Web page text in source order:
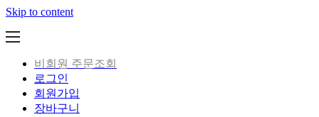
Skip to content
비회원 주문조회
로그인
회원가입
장바구니